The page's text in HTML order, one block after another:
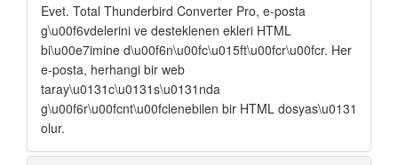
Evet. Total Thunderbird Converter Pro, e-posta
g\u00f6vdelerini ve desteklenen ekleri HTML
bi\u00e7imine d\u00f6n\u00fc\u015ft\u00fcr\u00fcr. Her
e-posta, herhangi bir web
taray\u0131c\u0131s\u0131nda
g\u00f6r\u00fcnt\u00fclenebilen bir HTML dosyas\u0131
olur.